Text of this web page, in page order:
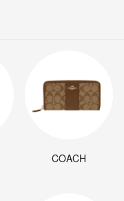
COACH